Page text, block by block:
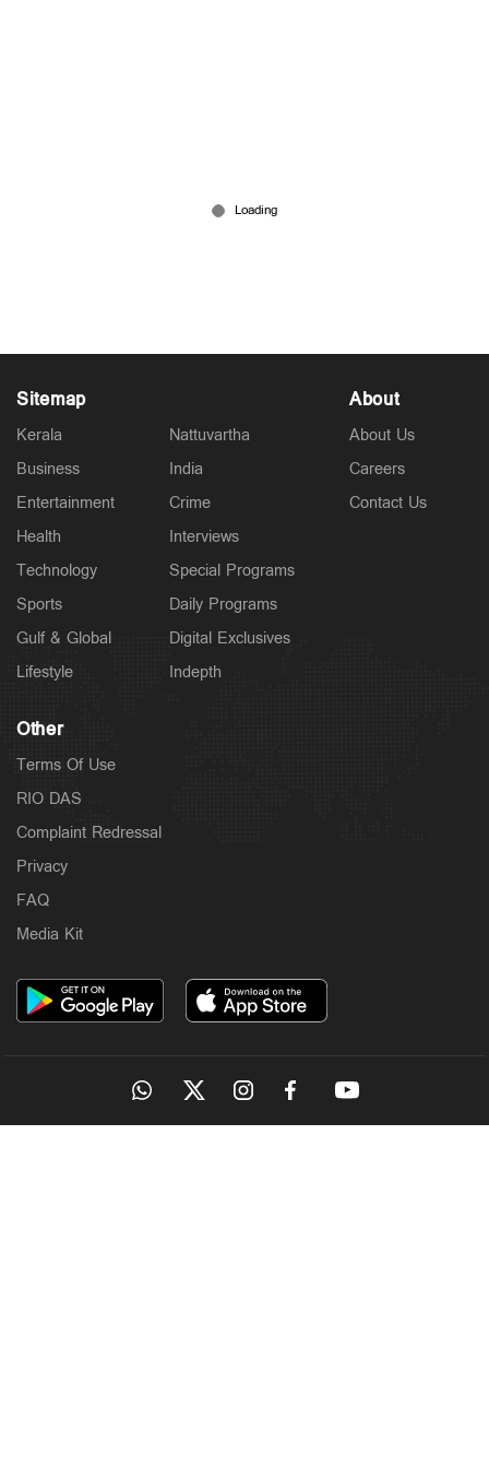
രണ്ടു ജില്ലകളില്‍ നാളെ അവധി; പരീക്ഷകൾക്ക്
Sitemap
Kerala
Business
Entertainment
Health
Technology
Sports
Gulf & Global
Lifestyle
Nattuvartha
India
Crime
Interviews
Special Programs
Daily Programs
Digital Exclusives
Indepth
About
About Us
Careers
Contact Us
Other
Terms Of Use
RIO DAS
Complaint Redressal
Privacy
FAQ
Media Kit